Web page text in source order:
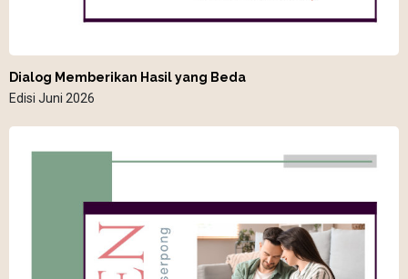
Dialog Memberikan Hasil yang Beda
Edisi Juni 2026